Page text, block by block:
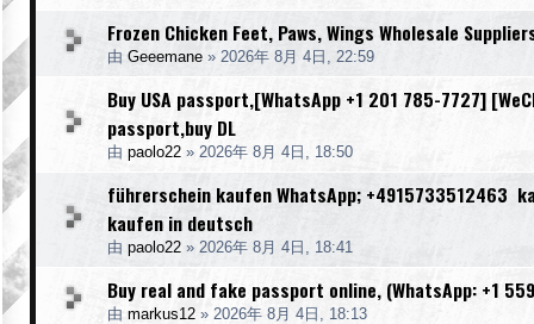
Frozen Chicken Feet, Paws, Wings Wholesale
由 Geeemane » 2026年 8月 4日, 22:59
Buy USA passport,[WhatsApp +1 201 785-7727]
passport,buy DL
由 paolo22 » 2026年 8月 4日, 18:50
führerschein kaufen WhatsApp; +4915733512463
kaufen in deutsch
由 paolo22 » 2026年 8月 4日, 18:41
Buy real and fake passport online, (WhatsApp: +1
由 markus12 » 2026年 8月 4日, 18:13